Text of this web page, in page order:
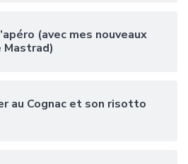
(avec mes nouveaux
Mastrad)
au Cognac et son risotto